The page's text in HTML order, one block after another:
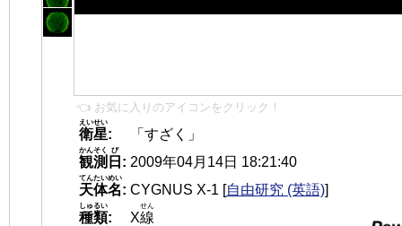
👈 お気に入りのアイコンをクリック！
衛星
えいせい
:
「すざく」
観測
かんそく
日
び
: 2009年04月14日 18:21:40
天体名
てんたいめい
: CYGNUS X-1 [自由研究 (英語)]
種類
しゅるい
: X線
せん